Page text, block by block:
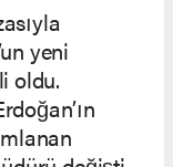
yeni
oldu.